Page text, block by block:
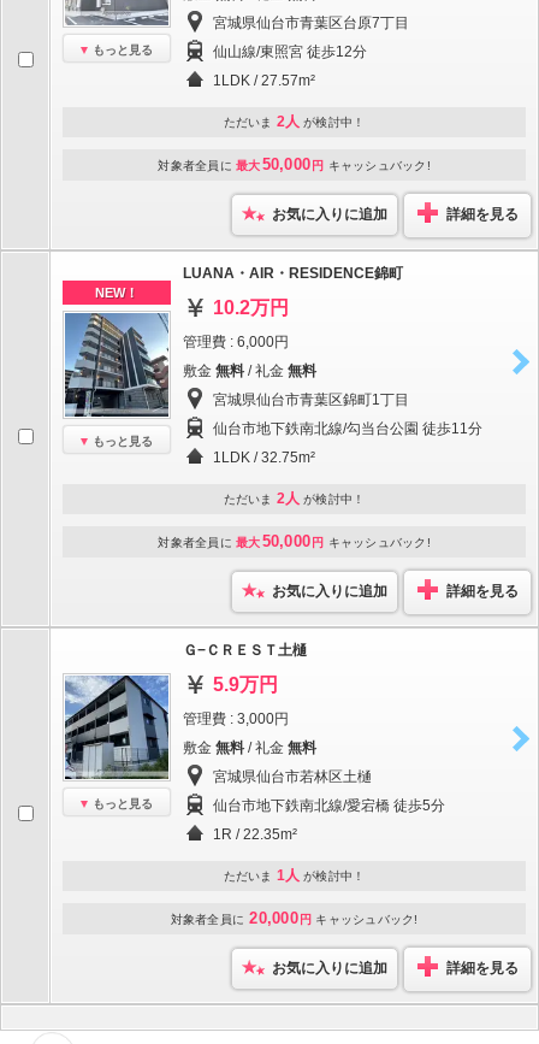
もっと見る
宮城県仙台市青葉区台原7丁目
仙山線/東照宮 徒歩12分
1LDK / 27.57m²
ただいま 2人 が検討中！
対象者全員に 最大50,000 円 キャッシュバック!
お気に入りに追加 詳細を見る
NEW！
もっと見る
LUANA・AIR・RESIDENCE錦町
10.2万円
管理費 : 6,000円
敷金 無料 / 礼金 無料
宮城県仙台市青葉区錦町1丁目
仙台市地下鉄南北線/勾当台公園 徒歩11分
1LDK / 32.75m²
ただいま 2人 が検討中！
対象者全員に 最大50,000 円 キャッシュバック!
お気に入りに追加 詳細を見る
もっと見る
Ｇ−ＣＲＥＳＴ土樋
5.9万円
管理費 : 3,000円
敷金 無料 / 礼金 無料
宮城県仙台市若林区土樋
仙台市地下鉄南北線/愛宕橋 徒歩5分
1R / 22.35m²
ただいま 1人 が検討中！
対象者全員に 20,000 円 キャッシュバック!
お気に入りに追加 詳細を見る